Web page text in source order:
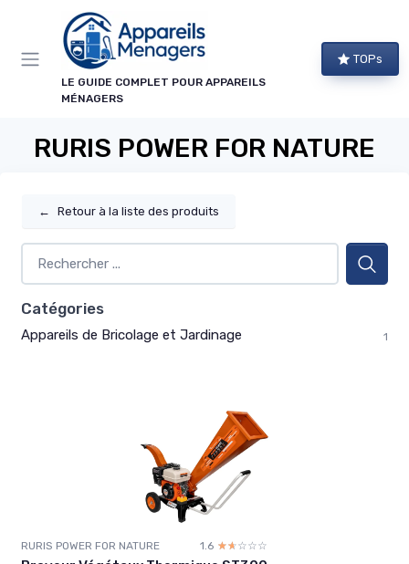
LE GUIDE COMPLET POUR APPAREILS
MÉNAGERS
TOPs
RURIS POWER FOR NATURE
← Retour à la liste des produits
Catégories
Appareils de Bricolage et Jardinage 1
RURIS POWER FOR NATURE 1.6 ☆☆☆☆☆
★★★★★
Panneau de gestion des cookies